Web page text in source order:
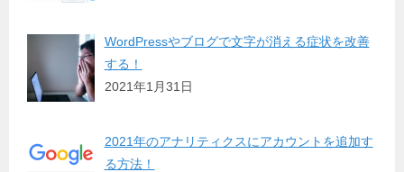
WordPressやブログで文字が消える症状を改善
する！
2021年1月31日
2021年のアナリティクスにアカウントを追加す
る方法！